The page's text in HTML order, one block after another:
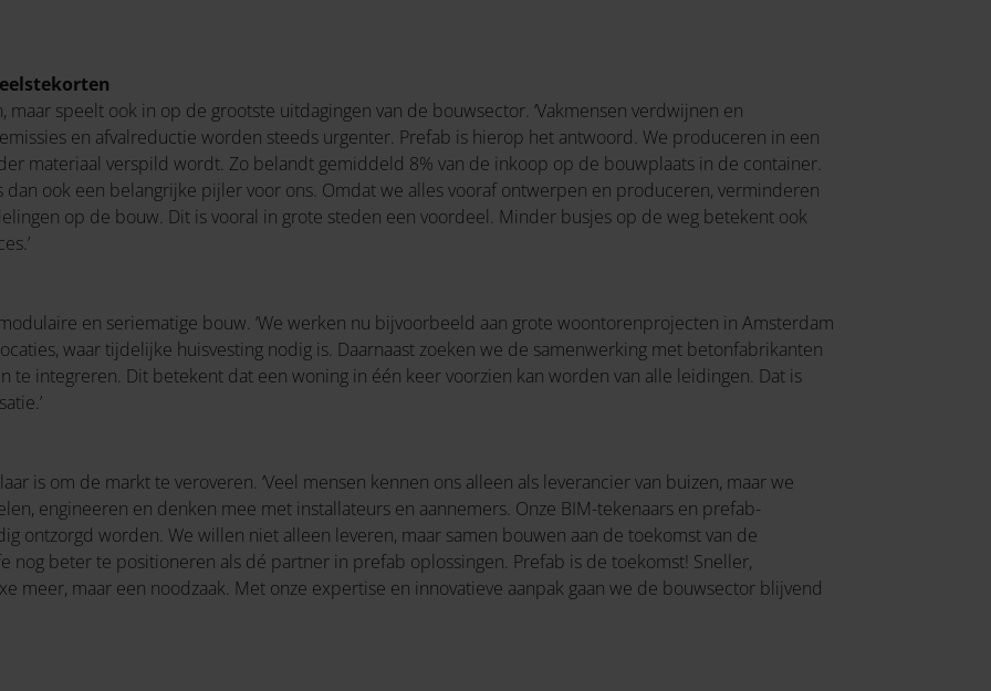
speelt ook in op de grootste uitdagingen van de bouwsector. ‘Vakmensen verdwijnen en
en afvalreductie worden steeds urgenter. Prefab is hierop het antwoord. We produceren in een
materiaal verspild wordt. Zo belandt gemiddeld 8% van de inkoop op de bouwplaats in de container.
ook een belangrijke pijler voor ons. Omdat we alles vooraf ontwerpen en produceren, verminderen
op de bouw. Dit is vooral in grote steden een voordeel. Minder busjes op de weg betekent ook
en seriematige bouw. ‘We werken nu bijvoorbeeld aan grote woontorenprojecten in Amsterdam
waar tijdelijke huisvesting nodig is. Daarnaast zoeken we de samenwerking met betonfabrikanten
te integreren. Dit betekent dat een woning in één keer voorzien kan worden van alle leidingen. Dat is
is om de markt te veroveren. ‘Veel mensen kennen ons alleen als leverancier van buizen, maar we
engineeren en denken mee met installateurs en aannemers. Onze BIM-tekenaars en prefab-
ontzorgd worden. We willen niet alleen leveren, maar samen bouwen aan de toekomst van de
nog beter te positioneren als dé partner in prefab oplossingen. Prefab is de toekomst! Sneller,
meer, maar een noodzaak. Met onze expertise en innovatieve aanpak gaan we de bouwsector blijvend